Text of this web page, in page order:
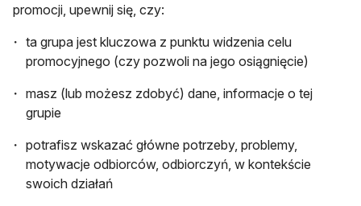
promocji, upewnij się, czy:
ta grupa jest kluczowa z punktu widzenia celu
promocyjnego (czy pozwoli na jego osiągnięcie)
masz (lub możesz zdobyć) dane, informacje o tej
grupie
potrafisz wskazać główne potrzeby, problemy,
motywacje odbiorców, odbiorczyń, w kontekście
swoich działań